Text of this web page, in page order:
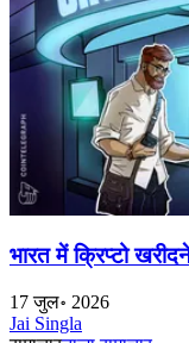
भारत में क्रिप्टो
17 जुल॰ 2026
Jai Singla